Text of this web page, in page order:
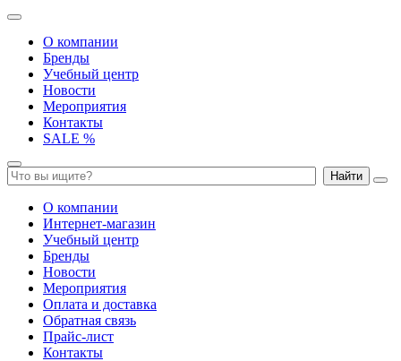
О компании
Бренды
Учебный центр
Новости
Мероприятия
Контакты
SALE %
Найти
О компании
Интернет-магазин
Учебный центр
Бренды
Новости
Мероприятия
Оплата и доставка
Обратная связь
Прайс-лист
Контакты